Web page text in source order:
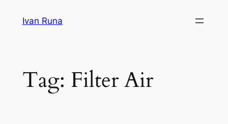
Ivan Runa
Tag: Filter Air